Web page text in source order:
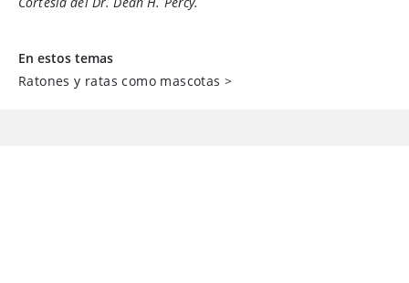
En estos temas
Ratones y ratas como mascotas >